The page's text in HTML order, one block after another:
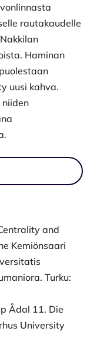
rautakaudelle
Haminan
uusi kahva.
and
Kemiönsaari
Turku:
Ådal 11. Die
University